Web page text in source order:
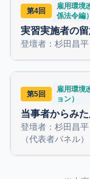
の許可要件
運用の注意
留意事項。
第4回
雇用環境
係法令編）
実習実施者の
登壇者：杉田昌
第5回
雇用環境
ョン）
当事者からみ
登壇者：杉田昌
（代表者パネル）